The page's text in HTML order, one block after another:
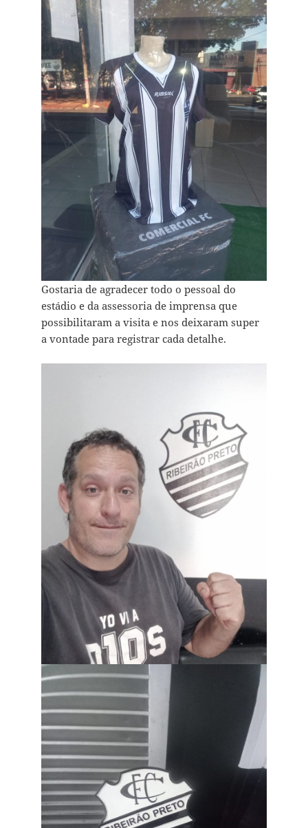
Gostaria de agradecer todo o pessoal do
estádio e da assessoria de imprensa que
possibilitaram a visita e nos deixaram super
a vontade para registrar cada detalhe.